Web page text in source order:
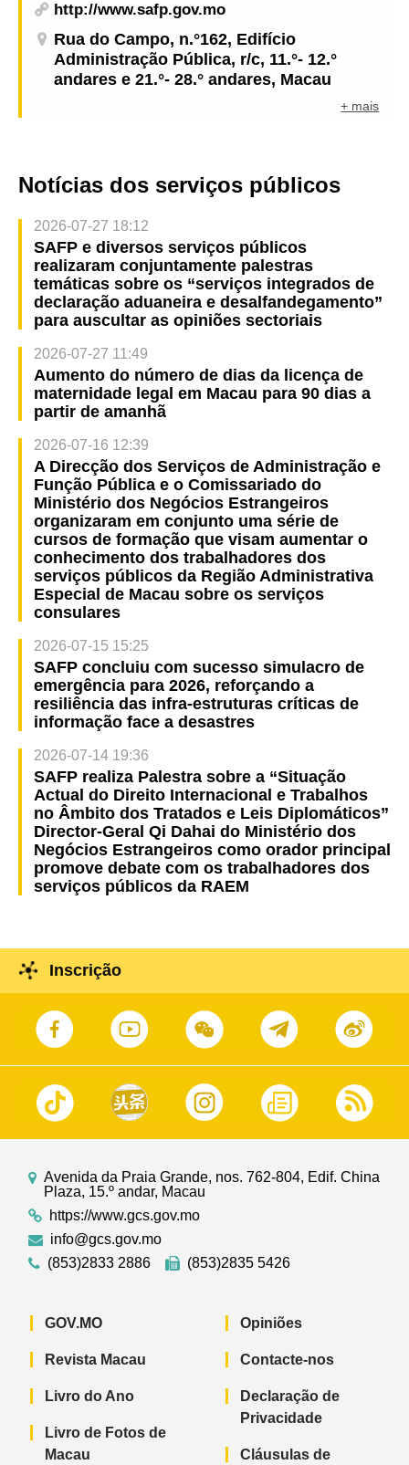
http://www.safp.gov.mo
Rua do Campo, n.°162, Edifício
Administração Pública, r/c, 11.°- 12.°
andares e 21.°- 28.° andares, Macau
+ mais
Notícias dos serviços públicos
2026-07-27 18:12
SAFP e diversos serviços públicos
realizaram conjuntamente palestras
temáticas sobre os “serviços integrados de
declaração aduaneira e desalfandegamento”
para auscultar as opiniões sectoriais
2026-07-27 11:49
Aumento do número de dias da licença de
maternidade legal em Macau para 90 dias a
partir de amanhã
2026-07-16 12:39
A Direcção dos Serviços de Administração e
Função Pública e o Comissariado do
Ministério dos Negócios Estrangeiros
organizaram em conjunto uma série de
cursos de formação que visam aumentar o
conhecimento dos trabalhadores dos
serviços públicos da Região Administrativa
Especial de Macau sobre os serviços
consulares
2026-07-15 15:25
SAFP concluiu com sucesso simulacro de
emergência para 2026, reforçando a
resiliência das infra-estruturas críticas de
informação face a desastres
2026-07-14 19:36
SAFP realiza Palestra sobre a “Situação
Actual do Direito Internacional e Trabalhos
no Âmbito dos Tratados e Leis Diplomáticos”
Director-Geral Qi Dahai do Ministério dos
Negócios Estrangeiros como orador principal
promove debate com os trabalhadores dos
serviços públicos da RAEM
Inscrição
Avenida da Praia Grande, nos. 762-804, Edif. China
Plaza, 15.º andar, Macau
https://www.gcs.gov.mo
info@gcs.gov.mo
(853)2833 2886
(853)2835 5426
GOV.MO
Revista Macau
Livro do Ano
Livro de Fotos de
Macau
Opiniões
Contacte-nos
Declaração de
Privacidade
Cláusulas de